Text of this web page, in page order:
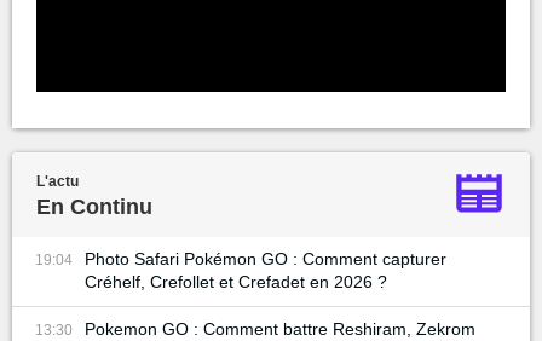
L'actu
En Continu
19:04
Photo Safari Pokémon GO : Comment capturer
Créhelf, Crefollet et Crefadet en 2026 ?
13:30
Pokemon GO : Comment battre Reshiram, Zekrom